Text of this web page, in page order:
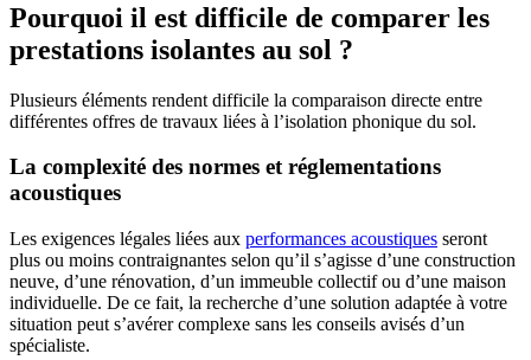
Pourquoi il est difficile de comparer les
prestations isolantes au sol ?
Plusieurs éléments rendent difficile la comparaison directe entre
différentes offres de travaux liées à l’isolation phonique du sol.
La complexité des normes et réglementations
acoustiques
Les exigences légales liées aux performances acoustiques seront
plus ou moins contraignantes selon qu’il s’agisse d’une construction
neuve, d’une rénovation, d’un immeuble collectif ou d’une maison
individuelle. De ce fait, la recherche d’une solution adaptée à votre
situation peut s’avérer complexe sans les conseils avisés d’un
spécialiste.